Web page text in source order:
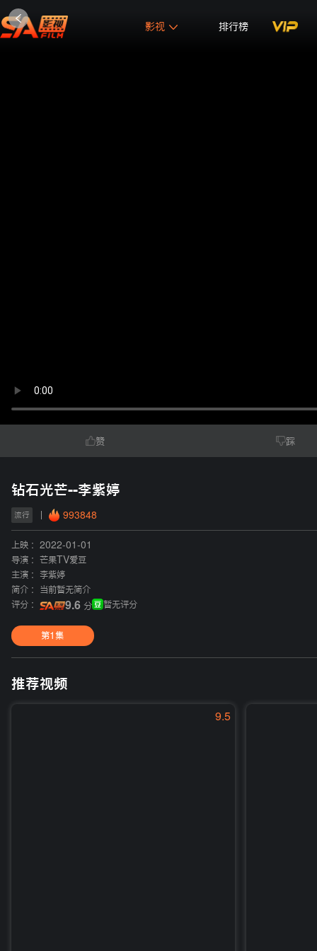
影视 排行榜
赞 踩
钻石光芒--李紫婷
流行 993848
上映 :
2022-01-01
导演 :
芒果TV爱豆
主演 :
李紫婷
简介 :
当前暂无简介
评分 :
9.6 分 暂无评分
第1集
推荐视频
9.5